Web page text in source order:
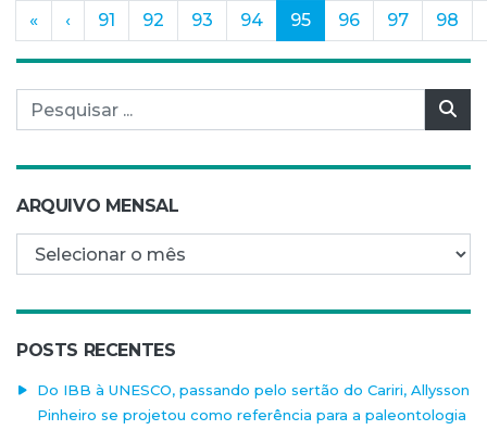
« ‹ 91 92 93 94 95(current)
96 97 98
Pesquisar por:
ARQUIVO MENSAL
Arquivo mensal
POSTS RECENTES
Do IBB à UNESCO, passando pelo sertão do Cariri, Allysson
Pinheiro se projetou como referência para a paleontologia